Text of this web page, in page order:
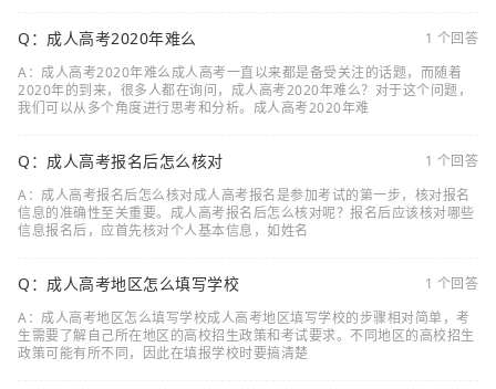
Q：成人高考2020年难么
1 个回答
A：成人高考2020年难么成人高考一直以来都是备受关注的话题，而随着
2020年的到来，很多人都在询问，成人高考2020年难么？对于这个问题，
我们可以从多个角度进行思考和分析。成人高考2020年难
Q：成人高考报名后怎么核对
1 个回答
A：成人高考报名后怎么核对成人高考报名是参加考试的第一步，核对报名
信息的准确性至关重要。成人高考报名后怎么核对呢？报名后应该核对哪些
信息报名后，应首先核对个人基本信息，如姓名
Q：成人高考地区怎么填写学校
1 个回答
A：成人高考地区怎么填写学校成人高考地区填写学校的步骤相对简单，考
生需要了解自己所在地区的高校招生政策和考试要求。不同地区的高校招生
政策可能有所不同，因此在填报学校时要搞清楚